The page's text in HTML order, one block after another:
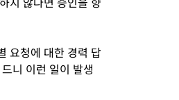
요청에 대한 경력 답
니 이런 일이 발생